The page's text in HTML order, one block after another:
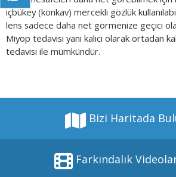
içbükey (konkav) mercekli gözlük
lens sadece daha net görmenize geçici
Miyop tedavisi yani kalıcı olarak ortadan
tedavisi ile mümkündür.
Bizi Haritada
Farkındalık